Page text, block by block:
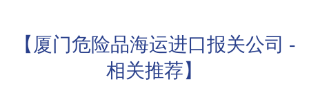
【厦门危险品海运进口报关公司 -
相关推荐】